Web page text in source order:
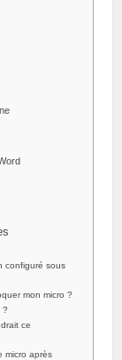
configuré sous
mon micro ?
?
ce
micro après